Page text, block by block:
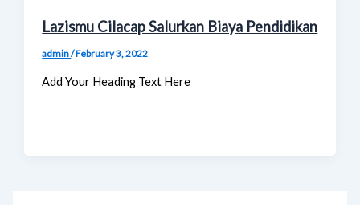
Lazismu Cilacap Salurkan Biaya Pendidikan
admin/February 3, 2022
Add Your Heading Text Here